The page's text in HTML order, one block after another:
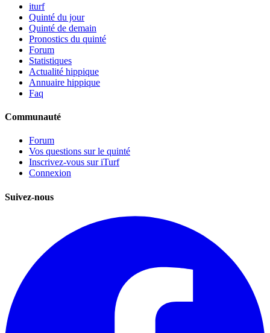
iturf
Quinté du jour
Quinté de demain
Pronostics du quinté
Forum
Statistiques
Actualité hippique
Annuaire hippique
Faq
Communauté
Forum
Vos questions sur le quinté
Inscrivez-vous sur iTurf
Connexion
Suivez-nous